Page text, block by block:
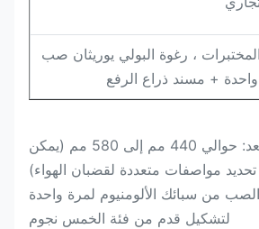
، رغوة البولي يوريثان صب
+ مسند ذراع الرفع
تعديل ارتفاع المقعد: حوالي 440 مم إلى 580 مم (يمكن
تحديد مواصفات متعددة لقضبان الهواء)
من سبائك الألومنيوم لمرة واحدة
لتشكيل قدم من فئة الخمس نجوم